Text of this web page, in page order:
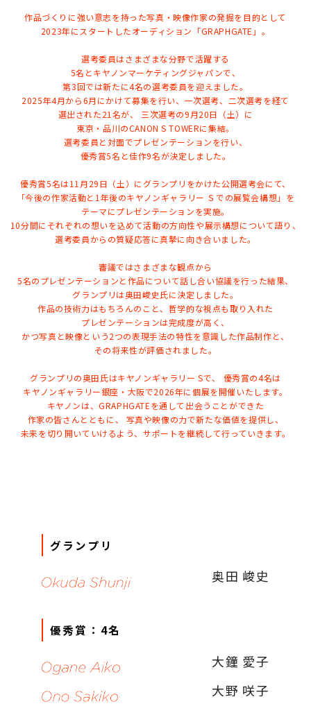
作品づくりに強い意志を持った写真・映像作家の発掘を目的として
2023年にスタートしたオーディション「GRAPHGATE」。
選考委員はさまざまな分野で活躍する
5名とキヤノンマーケティングジャパンで、
第3回では新たに4名の選考委員を迎えました。
2025年4月から6月にかけて募集を行い、一次選考、二次選考を経て
選出された21名が、
三次選考の9月20日（土）に
東京・品川のCANON S TOWERに集結。
選考委員と対面でプレゼンテーションを行い、
優秀賞5名と佳作9名が決定しました。
優秀賞5名は11月29日（土）にグランプリをかけた公開選考会にて、
「今後の作家活動と1年後のキヤノンギャラリー Ｓでの展覧会構想」を
テーマにプレゼンテーションを実施。
10分間にそれぞれの想いを込めて活動の方向性や展示構想について語り、
選考委員からの質疑応答に真摯に向き合いました。
審議ではさまざまな観点から
5名のプレゼンテーションと作品について話し合い協議を行った結果、
グランプリは奥田峻史氏に決定しました。
作品の技術力はもちろんのこと、哲学的な視点も取り入れた
プレゼンテーションは完成度が高く、
かつ写真と映像という2つの表現手法の特性を意識した作品制作と、
その将来性が評価されました。
グランプリの奥田氏はキヤノンギャラリー Sで、
優秀賞の4名は
キヤノンギャラリー銀座・大阪で2026年に個展を開催いたします。
キヤノンは、GRAPHGATEを通して出会うことができた
作家の皆さんとともに、
写真や映像の力で新たな価値を提供し、
未来を切り開いていけるよう、サポートを継続して行っていきます。
グランプリ
奥田 峻史
優秀賞：4名
大鐘 愛子
大野 咲子